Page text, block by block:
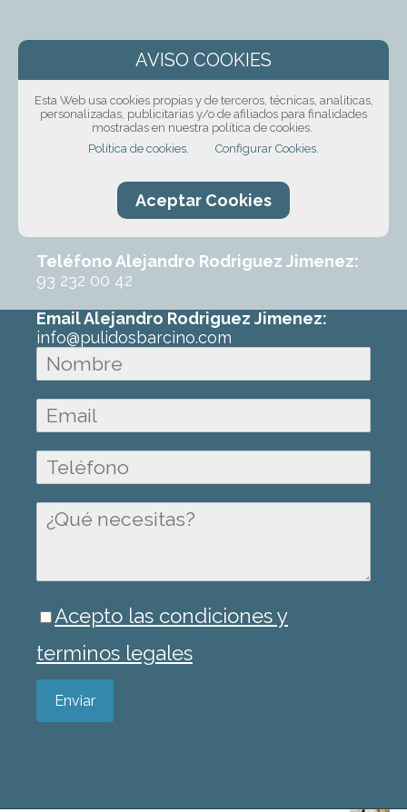
¡Solicita presupuesto
sin compromiso!
Ponte en contacto con nosotros mediante
nuestro formulario, por teléfono o correo
sobre el trabajo que requeres podremos
ofrecerte un primer presupuesto sin
ningún compromiso.
Teléfono Alejandro Rodriguez Jimenez:
93 232 00 42
Email Alejandro Rodriguez Jimenez:
info@pulidosbarcino.com
Acepto las condiciones y
terminos legales
Enviar
Esta Web usa cookies propias y de terceros, técnicas, analíticas,
personalizadas, publicitarias y/o de afiliados para finalidades
mostradas en nuestra política de cookies.
Política de cookies.
Configurar Cookies.
Aceptar Cookies